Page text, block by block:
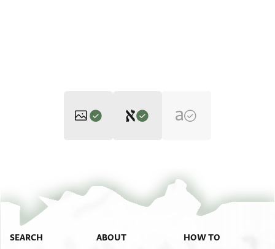
S. D. Goitein's unpublished edition (1950–85), with minor
emendations by Alan Elbaum, 2020.
. . . . . . . . . . . . . . . . . . . . . . . . . . . . ] עאפיה
T-S 8J41.13 1v
Image Permissions Statement
SEARCH ABOUT HOW TO